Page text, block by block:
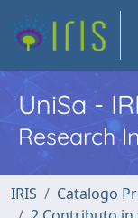
UniSa -
Research
IRIS
Catalogo